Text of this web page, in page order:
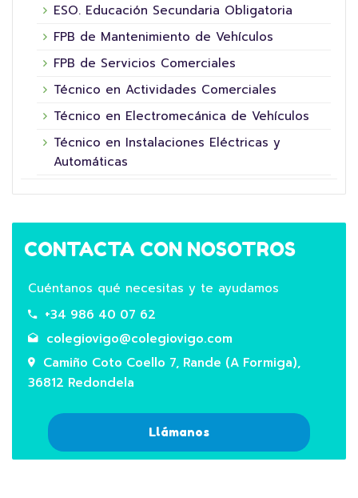
ESO. Educación Secundaria Obligatoria
FPB de Mantenimiento de Vehículos
FPB de Servicios Comerciales
Técnico en Actividades Comerciales
Técnico en Electromecánica de Vehículos
Técnico en Instalaciones Eléctricas y
Automáticas
CONTACTA CON NOSOTROS
Cuéntanos qué necesitas y te ayudamos
+34 986 40 07 62
colegiovigo@colegiovigo.com
Camiño Coto Coello 7, Rande (A Formiga),
36812 Redondela
Llámanos